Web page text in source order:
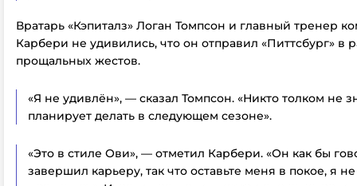
Вратарь «Кэпиталз» Логан Томпсон и главный тренер
Карбери не удивились, что он отправил «Питтсбург» в
прощальных жестов.
«Я не удивлён», — сказал Томпсон. «Никто толком не
планирует делать в следующем сезоне».
«Это в стиле Ови», — отметил Карбери. «Он как бы
завершил карьеру, так что оставьте меня в покое, я